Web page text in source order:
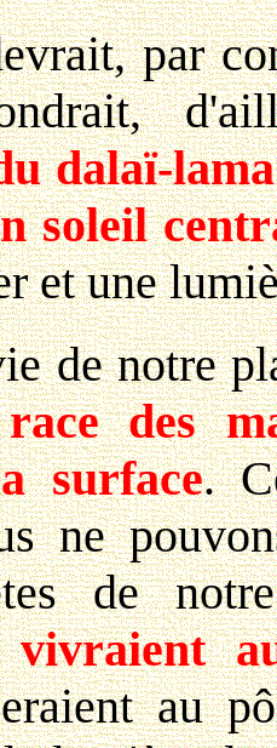
par
dalaï-lama
soleil
et une
notre
des
surface.
ne
de
vivraient
au